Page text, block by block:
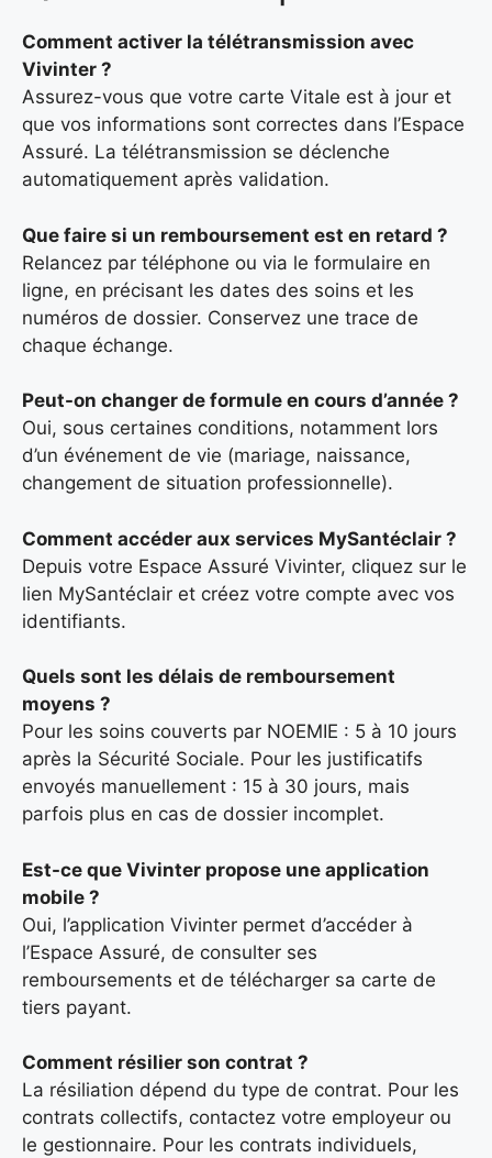
Comment activer la télétransmission avec
Vivinter ?
Assurez-vous que votre carte Vitale est à jour et
que vos informations sont correctes dans l’Espace
Assuré. La télétransmission se déclenche
automatiquement après validation.
Que faire si un remboursement est en retard ?
Relancez par téléphone ou via le formulaire en
ligne, en précisant les dates des soins et les
numéros de dossier. Conservez une trace de
chaque échange.
Peut-on changer de formule en cours d’année ?
Oui, sous certaines conditions, notamment lors
d’un événement de vie (mariage, naissance,
changement de situation professionnelle).
Comment accéder aux services MySantéclair ?
Depuis votre Espace Assuré Vivinter, cliquez sur le
lien MySantéclair et créez votre compte avec vos
identifiants.
Quels sont les délais de remboursement
moyens ?
Pour les soins couverts par NOEMIE : 5 à 10 jours
après la Sécurité Sociale. Pour les justificatifs
envoyés manuellement : 15 à 30 jours, mais
parfois plus en cas de dossier incomplet.
Est-ce que Vivinter propose une application
mobile ?
Oui, l’application Vivinter permet d’accéder à
l’Espace Assuré, de consulter ses
remboursements et de télécharger sa carte de
tiers payant.
Comment résilier son contrat ?
La résiliation dépend du type de contrat. Pour les
contrats collectifs, contactez votre employeur ou
le gestionnaire. Pour les contrats individuels,